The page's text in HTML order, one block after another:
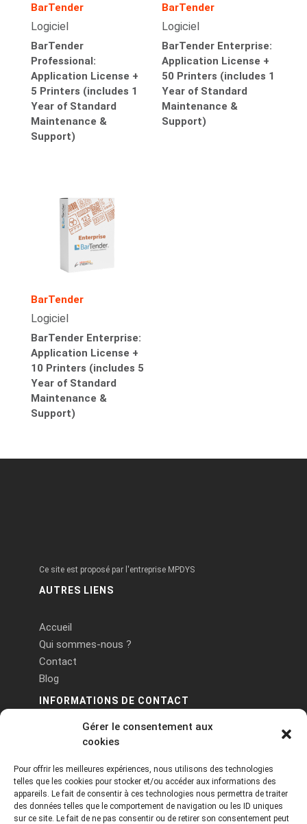
Gérer le consentement aux
cookies
Pour offrir les meilleures expériences, nous utilisons des technologies
telles que les cookies pour stocker et/ou accéder aux informations des
appareils. Le fait de consentir à ces technologies nous permettra de traiter
des données telles que le comportement de navigation ou les ID uniques
sur ce site. Le fait de ne pas consentir ou de retirer son consentement peut
BarTender
Logiciel
BarTender
Professional:
Application License +
5 Printers (includes 1
Year of Standard
Maintenance &
Support)
BarTender
Logiciel
BarTender Enterprise:
Application License +
50 Printers (includes 1
Year of Standard
Maintenance &
Support)
BarTender
Logiciel
BarTender Enterprise:
Application License +
10 Printers (includes 5
Year of Standard
Maintenance &
Support)
Ce site est proposé par l'entreprise MPDYS
AUTRES LIENS
Accueil
Qui sommes-nous ?
Contact
Blog
INFORMATIONS DE CONTACT
PA Keneach Ouest - 5 rue de Belle-Île - 56400
contact@logiciels-etiquettes.com
09 71 37 25 93